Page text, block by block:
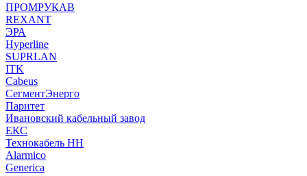
ПРОМРУКАВ
REXANT
ЭРА
Hyperline
SUPRLAN
ITK
Cabeus
СегментЭнерго
Паритет
Ивановский кабельный завод
ЕКС
Технокабель НН
Alarmico
Generica